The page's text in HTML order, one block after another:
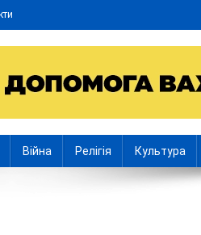
Війна Релігія Культура